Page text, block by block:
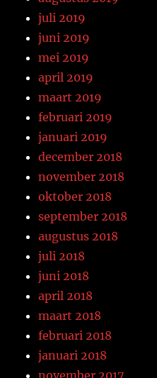
juli 2019
juni 2019
mei 2019
april 2019
maart 2019
februari 2019
januari 2019
december 2018
november 2018
oktober 2018
september 2018
augustus 2018
juli 2018
juni 2018
april 2018
maart 2018
februari 2018
januari 2018